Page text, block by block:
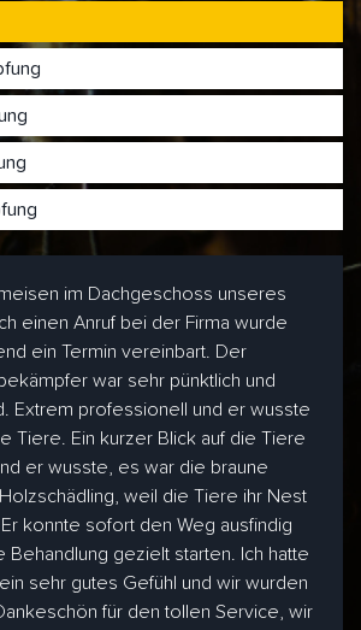
im Dachgeschoss unseres
einen Anruf bei der Firma wurde
ein Termin vereinbart. Der
war sehr pünktlich und
Extrem professionell und er wusste
Tiere. Ein kurzer Blick auf die Tiere
er wusste, es war die braune
weil die Tiere ihr Nest
konnte sofort den Weg ausfindig
Behandlung gezielt starten. Ich hatte
sehr gutes Gefühl und wir wurden
für den tollen Service, wir